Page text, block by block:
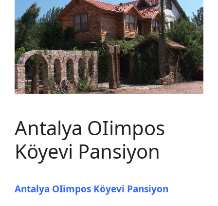
Antalya OIimpos
Köyevi Pansiyon
Antalya OIimpos Köyevi Pansiyon